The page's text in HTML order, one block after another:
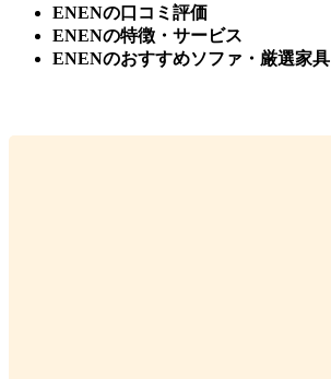
ENENの口コミ評価
ENENの特徴・サービス
ENENのおすすめソファ・厳選家具